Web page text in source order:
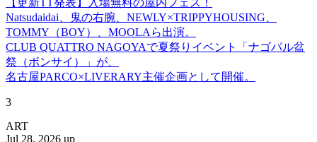
【更新TT発表】入場無料の屋内フェス！
Natsudaidai、鬼の右腕、NEWLY×TRIPPYHOUSING、
TOMMY（BOY）、MOOLAら出演。
CLUB QUATTRO NAGOYAで夏祭りイベント「ナゴパル盆
祭（ボンサイ）」が、
名古屋PARCO×LIVERARY主催企画として開催。
3
ART
Jul 28. 2026 up